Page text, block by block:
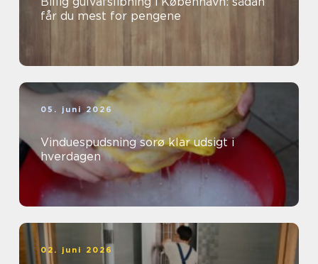
får du mest for pengene
05. juni 2026
Vinduespudsning sorø klar udsigt i
hverdagen
02. juni 2026